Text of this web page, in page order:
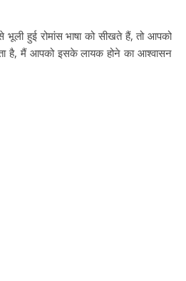
हुई रोमांस भाषा को सीखते हैं, तो आपको
है, मैं आपको इसके लायक होने का आश्वासन